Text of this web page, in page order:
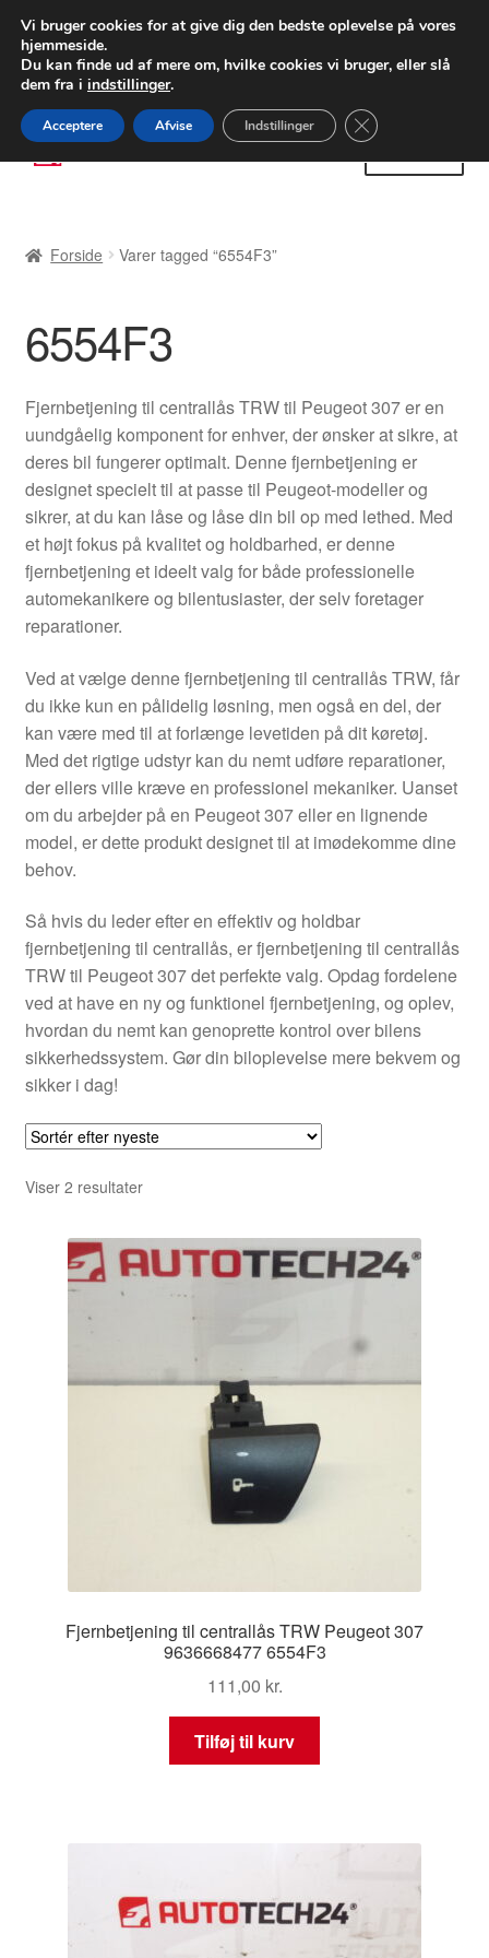
LEVERING fra 55 kr.
FEDEX verdensomspændende forsendelse
80 82 72 02
Spring
til
Spring
til
Betalinger
Kasse
Klageprocedure
Kontakte
Kurv
Levering
Min Konto
Om os
Privatlivspolitik
Vilkår og betingelser
Forside Varer tagged “6554F3”
6554F3
Fjernbetjening til centrallås TRW til Peugeot 307 er en
uundgåelig komponent for enhver, der ønsker at sikre, at
deres bil fungerer optimalt. Denne fjernbetjening er
designet specielt til at passe til Peugeot-modeller og
sikrer, at du kan låse og låse din bil op med lethed. Med
et højt fokus på kvalitet og holdbarhed, er denne
fjernbetjening et ideelt valg for både professionelle
automekanikere og bilentusiaster, der selv foretager
reparationer.
Ved at vælge denne fjernbetjening til centrallås TRW, får
du ikke kun en pålidelig løsning, men også en del, der
kan være med til at forlænge levetiden på dit køretøj.
Med det rigtige udstyr kan du nemt udføre reparationer,
der ellers ville kræve en professionel mekaniker. Uanset
om du arbejder på en Peugeot 307 eller en lignende
model, er dette produkt designet til at imødekomme dine
behov.
Så hvis du leder efter en effektiv og holdbar
fjernbetjening til centrallås, er fjernbetjening til centrallås
TRW til Peugeot 307 det perfekte valg. Opdag fordelene
ved at have en ny og funktionel fjernbetjening, og oplev,
hvordan du nemt kan genoprette kontrol over bilens
sikkerhedssystem. Gør din biloplevelse mere bekvem og
sikker i dag!
Viser 2 resultaterSorteret
seneste
Fjernbetjening til centrallås TRW Peugeot 307
9636668477 6554F3
111,00 kr.
Tilføj til kurv
Vi bruger cookies for at give dig den bedste oplevelse på vores
hjemmeside.
Du kan finde ud af mere om, hvilke cookies vi bruger, eller slå
dem fra i indstillinger.
Acceptere Afvise Indstillinger Close GDPR